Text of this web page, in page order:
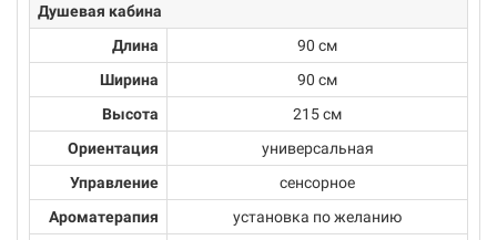
Душевая кабина
Длина
90 см
Ширина
90 см
Высота
215 см
Ориентация
универсальная
Управление
сенсорное
Ароматерапия
установка по желанию